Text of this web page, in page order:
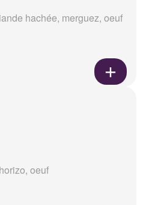
hachée, merguez, oeuf
oeuf